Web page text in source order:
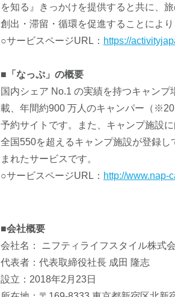
を知る』きっかけを提供すると共に、
創出・滞留・循環を促進することによ
○サービスページURL： https://
■「なっぷ」の概要
国内シェア No.1 の実績を持つキャン
載、年間約900 万人のキャンパー（
予約サイトです。また、キャンプ施設
全国550を超えるキャンプ施設が登録
まれたサービスです。
○サービスページURL： http://www.nap-
■会社概要
会社名： ニフティライフスタイル株式
代表者：代表取締役社長 成田 隆志
設立：2018年2月23日